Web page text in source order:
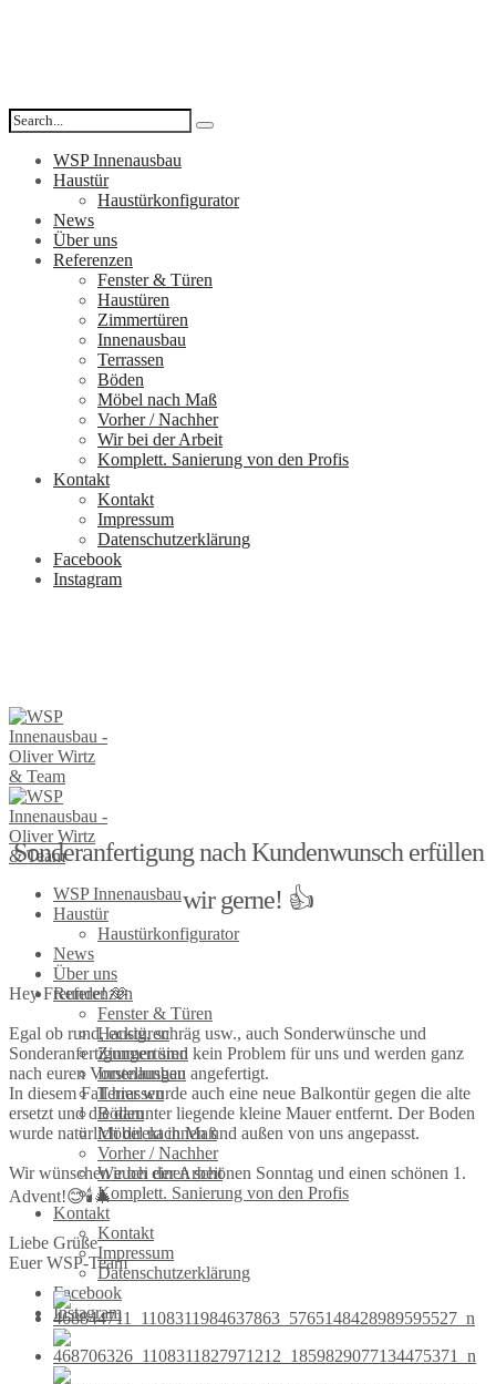
WSP Innenausbau
Haustür
Haustürkonfigurator
News
Über uns
Referenzen
Fenster & Türen
Haustüren
Zimmertüren
Innenausbau
Terrassen
Böden
Möbel nach Maß
Vorher / Nachher
Wir bei der Arbeit
Komplett. Sanierung von den Profis
Kontakt
Kontakt
Impressum
Datenschutzerklärung
Facebook
Instagram
WSP Innenausbau
Haustür
Haustürkonfigurator
News
Über uns
Referenzen
Fenster & Türen
Haustüren
Zimmertüren
Innenausbau
Terrassen
Böden
Möbel nach Maß
Vorher / Nachher
Wir bei der Arbeit
Komplett. Sanierung von den Profis
Kontakt
Kontakt
Impressum
Datenschutzerklärung
Facebook
Instagram
Sonderanfertigung nach Kundenwunsch erfüllen
wir gerne! 👍
Hey Freunde! 🫶
Egal ob rund, eckig, schräg usw., auch Sonderwünsche und
Sonderanfertigungen sind kein Problem für uns und werden ganz
nach euren Vorstellungen angefertigt.
In diesem Fall hier wurde auch eine neue Balkontür gegen die alte
ersetzt und die darunter liegende kleine Mauer entfernt. Der Boden
wurde natürlich direkt innen und außen von uns angepasst.
Wir wünschen euch einen schönen Sonntag und einen schönen 1.
Advent!😊🕯️🎄
Liebe Grüße
Euer WSP-Team